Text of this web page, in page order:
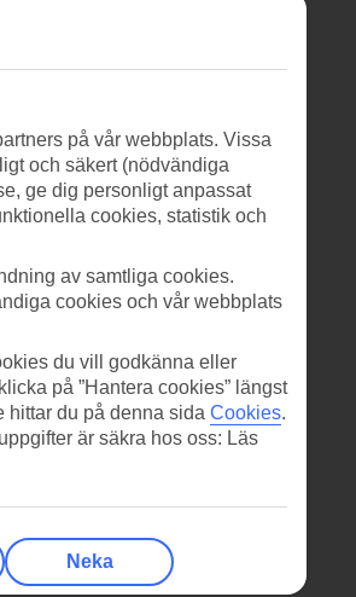
på vår webbplats. Vissa
och säkert (nödvändiga
ge dig personligt anpassat
cookies, statistik och
av samtliga cookies.
cookies och vår webbplats
du vill godkänna eller
på ”Hantera cookies” längst
hittar du på denna sida Cookies.
är säkra hos oss: Läs
Neka